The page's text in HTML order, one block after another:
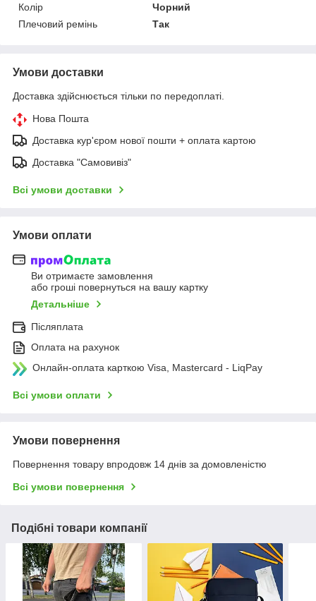
Колір
Чорний
Плечовий ремінь
Так
Умови доставки
Доставка здійснюється тільки по передоплаті.
Нова Пошта
Доставка кур'єром нової пошти + оплата картою
Доставка "Самовивіз"
Всі умови доставки
Умови оплати
Ви отримаєте замовлення
або гроші повернуться на вашу картку
Детальніше
Післяплата
Оплата на рахунок
Онлайн-оплата карткою Visa, Mastercard - LiqPay
Всі умови оплати
Умови повернення
Повернення товару впродовж 14 днів за домовленістю
Всі умови повернення
Подібні товари компанії